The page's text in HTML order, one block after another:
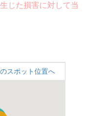
じた損害に対して当
スポット位置へ